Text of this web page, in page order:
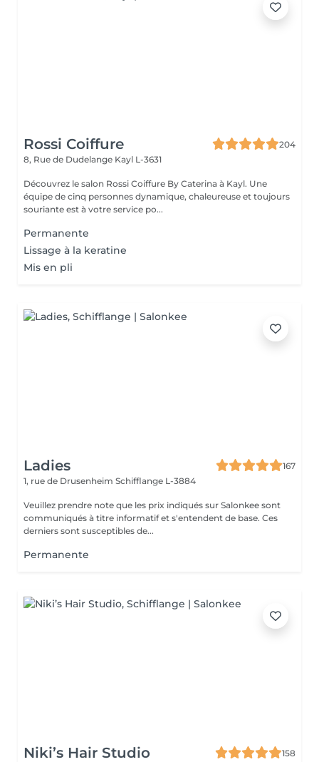
Rossi Coiffure
204
8, Rue de Dudelange Kayl L-3631
Découvrez le salon Rossi Coiffure By Caterina à Kayl. Une
équipe de cinq personnes dynamique, chaleureuse et toujours
souriante est à votre service po...
Permanente
Lissage à la keratine
Mis en pli
Ladies
167
1, rue de Drusenheim Schifflange L-3884
Veuillez prendre note que les prix indiqués sur Salonkee sont
communiqués à titre informatif et s'entendent de base. Ces
derniers sont susceptibles de...
Permanente
Niki’s Hair Studio
158